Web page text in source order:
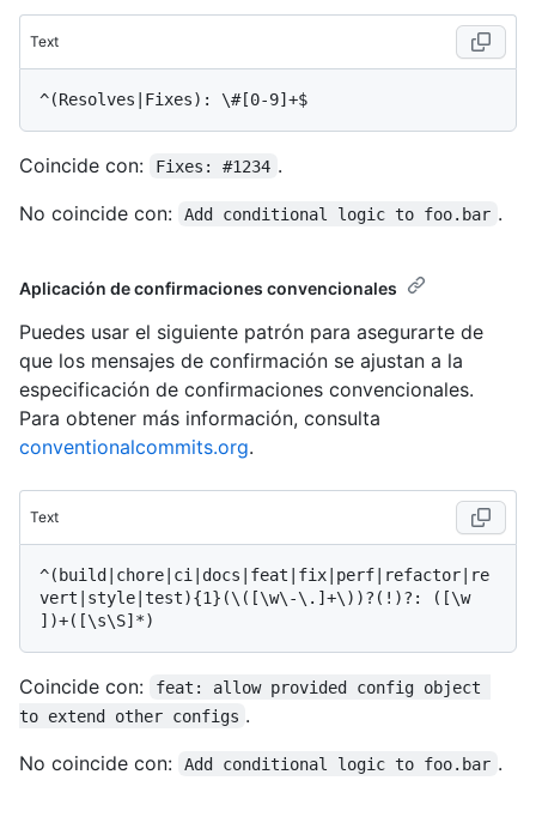
Text
Coincide con: Fixes: #1234 .
No coincide con:
Add conditional logic to foo.bar .
Aplicación de confirmaciones convencionales
Puedes usar el siguiente patrón para asegurarte de
que los mensajes de confirmación se ajustan a la
especificación de confirmaciones convencionales.
Para obtener más información, consulta
conventionalcommits.org.
Text
^(build|chore|ci|docs|feat|fix|perf|refactor|re
vert|style|test){1}(\([\w\-\.]+\))?(!)?: ([\w
Coincide con:
feat: allow provided config object
to extend other configs .
No coincide con:
Add conditional logic to foo.bar .